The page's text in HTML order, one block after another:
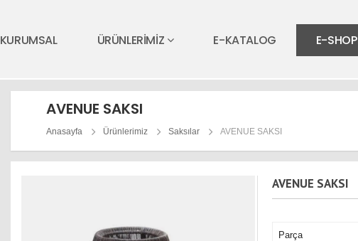
KURUMSAL ÜRÜNLERİMİZ E-KATALOG E-SHOP
AVENUE SAKSI
Anasayfa Ürünlerimiz Saksılar AVENUE SAKSI
AVENUE SAKSI
Parça